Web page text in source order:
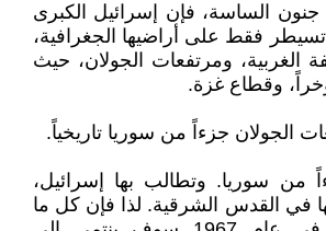
الساسة، فإن إسرائيل الكبرى
فقط على أراضيها الجغرافية،
الغربية، ومرتفعات الجولان، حيث
وقطاع غزة.
الجولان جزءاً من سوريا تاريخياً.
سوريا. وتطالب بها إسرائيل،
في القدس الشرقية. لذا فإن كل ما